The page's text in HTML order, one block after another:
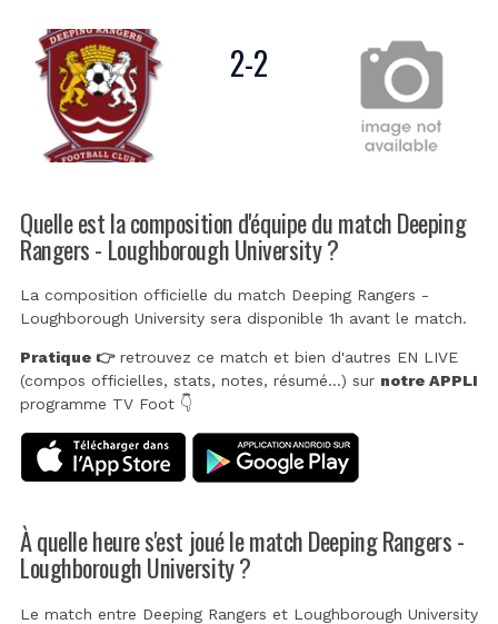
2-2
Quelle est la composition d'équipe du match Deeping
Rangers - Loughborough University ?
La composition officielle du match Deeping Rangers -
Loughborough University sera disponible 1h avant le match.
Pratique 👉retrouvez ce match et bien d'autres EN LIVE
(compos officielles, stats, notes, résumé...) sur notre APPLI
programme TV Foot 👇
À quelle heure s'est joué le match Deeping Rangers -
Loughborough University ?
Le match entre Deeping Rangers et Loughborough University